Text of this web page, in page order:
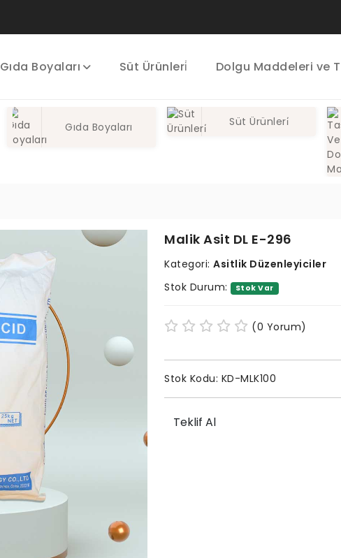
Gıda Boyaları Süt Ürünleri̇ Dolgu Maddeleri ve
Gıda Boyaları
Süt Ürünleri̇
Malik Asit DL E-296
Kategori: Asitlik Düzenleyiciler
Stok Durum:
Stok Var
(0 Yorum)
Stok Kodu: KD-MLK100
Teklif Al